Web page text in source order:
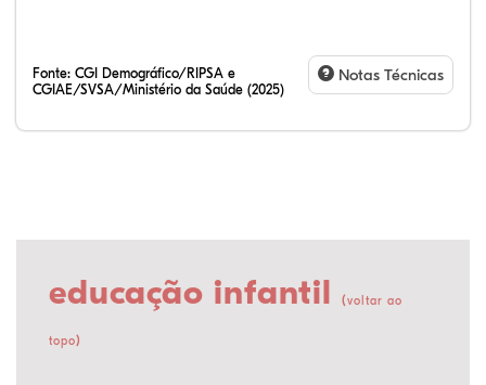
Fonte: CGI Demográfico/RIPSA e
CGIAE/SVSA/Ministério da Saúde (2025)
Notas Técnicas
educação infantil (voltar ao
topo)